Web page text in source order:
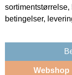
betingelser,
Webshop